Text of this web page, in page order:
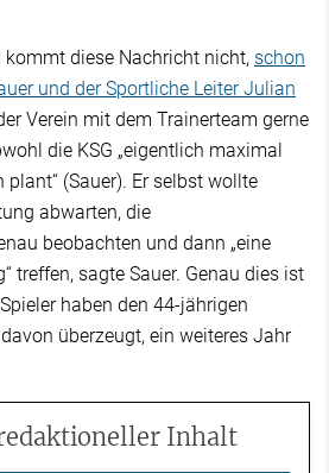
diese Nachricht nicht, schon
und der Sportliche Leiter Julian
Verein mit dem Trainerteam gerne
die KSG „eigentlich maximal
(Sauer). Er selbst wollte
abwarten, die
beobachten und dann „eine
treffen, sagte Sauer. Genau dies ist
haben den 44-jährigen
überzeugt, ein weiteres Jahr
Inhalt